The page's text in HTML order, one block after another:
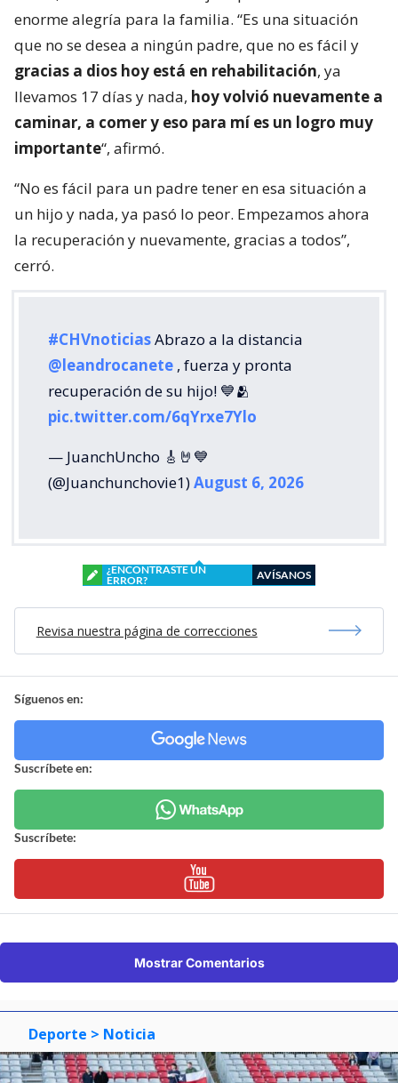
enorme alegría para la familia. “Es una situación
que no se desea a ningún padre, que no es fácil y
gracias a dios hoy está en rehabilitación, ya
llevamos 17 días y nada, hoy volvió nuevamente a
caminar, a comer y eso para mí es un logro muy
importante“, afirmó.
“No es fácil para un padre tener en esa situación a
un hijo y nada, ya pasó lo peor. Empezamos ahora
la recuperación y nuevamente, gracias a todos”,
cerró.
#CHVnoticiasAbrazo a la distancia
@leandrocanete , fuerza y pronta
recuperación de su hijo! 💙🫂
pic.twitter.com/6qYrxe7Ylo
— JuanchUncho 🎸🤘💙
(@Juanchunchovie1)August 6, 2026
¿ENCONTRASTE UN
ERROR?
AVÍSANOS
Revisa nuestra página de correcciones
Síguenos en:
Suscríbete en:
Suscríbete:
Mostrar Comentarios
Deporte > Noticia